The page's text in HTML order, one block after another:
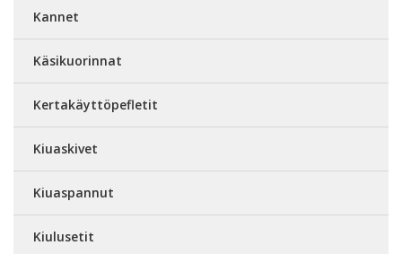
Kannet
Käsikuorinnat
Kertakäyttöpefletit
Kiuaskivet
Kiuaspannut
Kiulusetit